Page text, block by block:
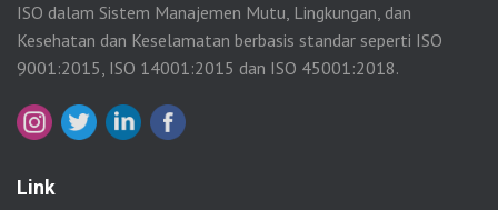
ISO dalam Sistem Manajemen Mutu, Lingkungan, dan
Kesehatan dan Keselamatan berbasis standar seperti ISO
9001:2015, ISO 14001:2015 dan ISO 45001:2018.
Link